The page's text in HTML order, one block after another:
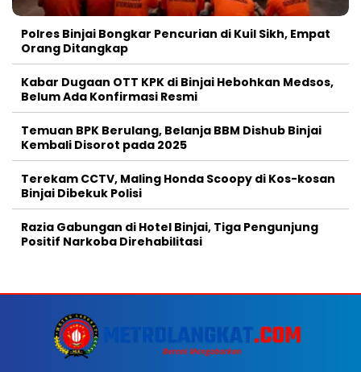
Polres Binjai Bongkar Pencurian di Kuil Sikh, Empat
Orang Ditangkap
Kabar Dugaan OTT KPK di Binjai Hebohkan Medsos,
Belum Ada Konfirmasi Resmi
Temuan BPK Berulang, Belanja BBM Dishub Binjai
Kembali Disorot pada 2025
Terekam CCTV, Maling Honda Scoopy di Kos-kosan
Binjai Dibekuk Polisi
Razia Gabungan di Hotel Binjai, Tiga Pengunjung
Positif Narkoba Direhabilitasi